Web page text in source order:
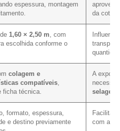
espessura, montagem
da
1,60 × 2,50 m , com
escolhida conforme o
colagem e
compatíveis
ficha técnica.
A
selagem
formato, espessura,
e destino previamente
Facilita
com as